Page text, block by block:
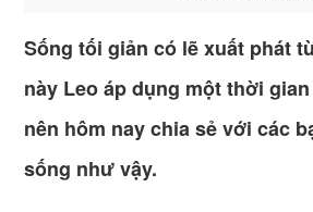
Sống tối giản có lẽ xuất phát
này Leo áp dụng một thời
nên hôm nay chia sẻ với các
sống như vậy.